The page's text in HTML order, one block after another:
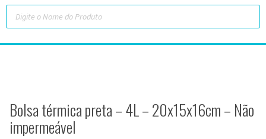
Bolsa térmica preta – 4L – 20x15x16cm – Não
impermeável